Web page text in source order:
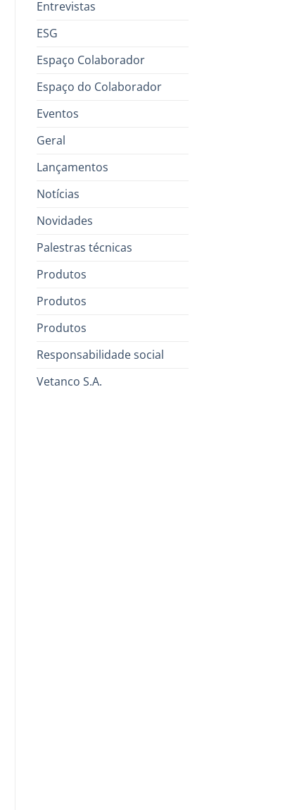
Entrevistas
ESG
Espaço Colaborador
Espaço do Colaborador
Eventos
Geral
Lançamentos
Notícias
Novidades
Palestras técnicas
Produtos
Produtos
Produtos
Responsabilidade social
Vetanco S.A.